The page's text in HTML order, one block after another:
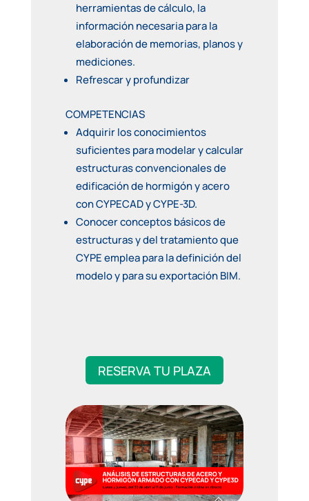
herramientas de cálculo, la
información necesaria para la
elaboración de memorias, planos y
mediciones.
Refrescar y profundizar
COMPETENCIAS
Adquirir los conocimientos
suficientes para modelar y calcular
estructuras convencionales de
edificación de hormigón y acero
con CYPECAD y CYPE-3D.
Conocer conceptos básicos de
estructuras y del tratamiento que
CYPE emplea para la definición del
modelo y para su exportación BIM.
RESERVA TU PLAZA